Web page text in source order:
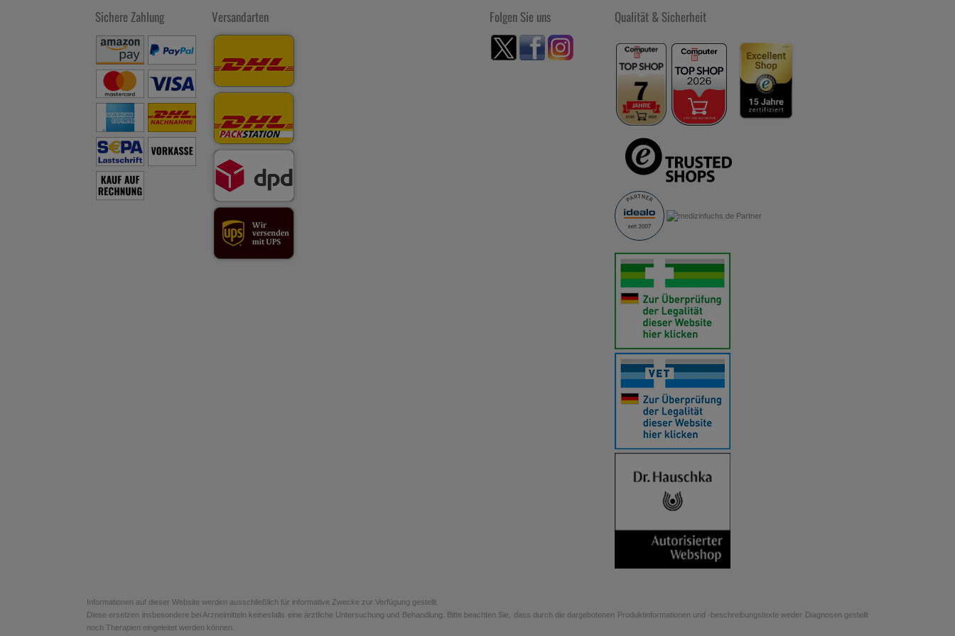
Sichere Zahlung Versandarten Folgen Sie uns Qualität & Sicherheit
Informationen auf dieser Website werden ausschließlich für informative Zwecke zur Verfügung gestellt.
Diese ersetzen insbesondere bei Arzneimitteln keinesfalls eine ärztliche Untersuchung und Behandlung. Bitte beachten Sie, dass durch die dargebotenen Produktinformationen und -beschreibungstexte weder Diagnosen gestellt
noch Therapien eingeleitet werden können.